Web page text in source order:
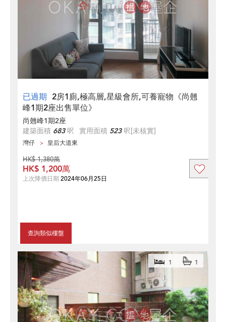
已過期 2房1廁,極高層,星級會所,可養寵物《尚翹
峰1期2座出售單位》
尚翹峰1期2座
建築面積 683呎 實用面積 523呎[未核實]
灣仔 皇后大道東
查詢類似樓盤
HK$ 1,380萬
HK$ 1,200萬
上次降價日期 2024年06月25日
1 1